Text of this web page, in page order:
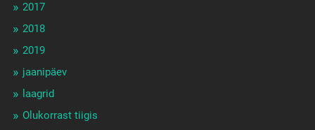
2017
2018
2019
jaanipäev
laagrid
Olukorrast tiigis